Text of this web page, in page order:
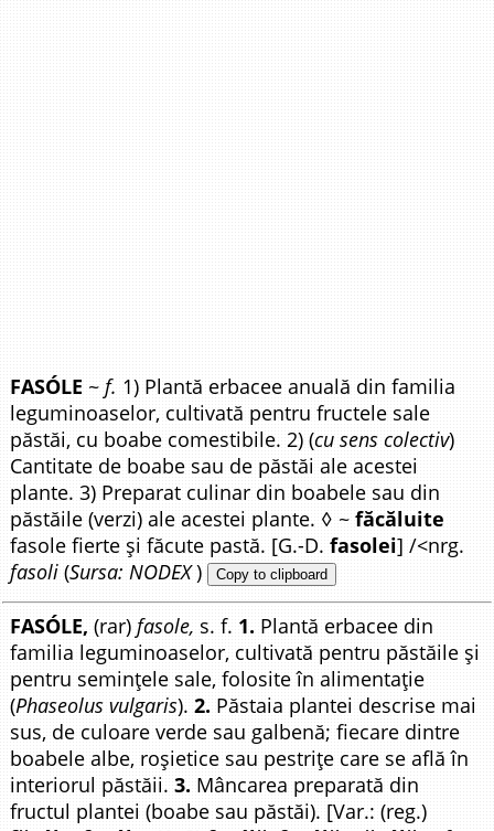
FASÓLE ~f. 1) Plantă erbacee anuală din familia
leguminoaselor, cultivată pentru fructele sale
păstăi, cu boabe comestibile. 2) (cu sens colectiv)
Cantitate de boabe sau de păstăi ale acestei
plante. 3) Preparat culinar din boabele sau din
păstăile (verzi) ale acestei plante. ◊ ~făcăluite
fasole fierte și făcute pastă. [G.-D.fasolei] /<nrg.
fasoli (Sursa: NODEX) Copy to clipboard
FASÓLE, (rar) fasole, s. f. 1. Plantă erbacee din
familia leguminoaselor, cultivată pentru păstăile și
pentru semințele sale, folosite în alimentație
(Phaseolus vulgaris).2. Păstaia plantei descrise mai
sus, de culoare verde sau galbenă; fiecare dintre
boabele albe, roșietice sau pestrițe care se află în
interiorul păstăii.3. Mâncarea preparată din
fructul plantei (boabe sau păstăi). [Var.: (reg.)